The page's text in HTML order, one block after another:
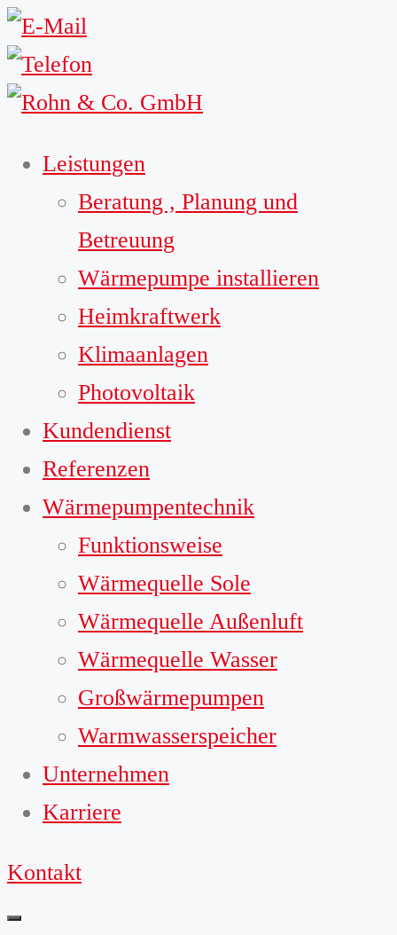
Leistungen
Beratung , Planung und
Betreuung
Wärmepumpe installieren
Heimkraftwerk
Klimaanlagen
Photovoltaik
Kundendienst
Referenzen
Wärmepumpentechnik
Funktionsweise
Wärmequelle Sole
Wärmequelle Außenluft
Wärmequelle Wasser
Großwärmepumpen
Warmwasserspeicher
Unternehmen
Karriere
Kontakt